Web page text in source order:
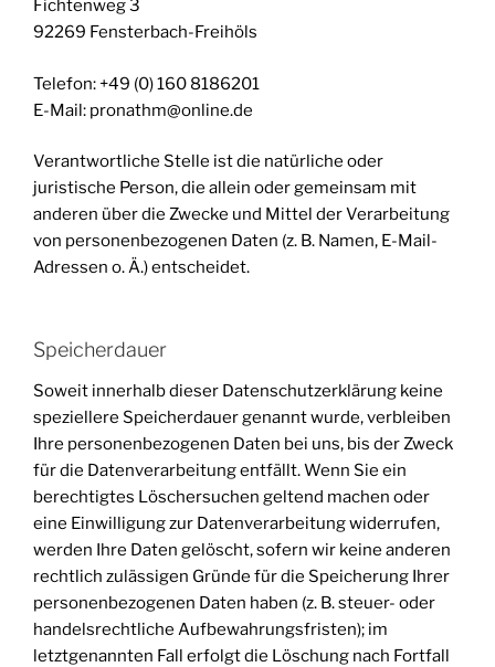
Fichtenweg 3
92269 Fensterbach-Freihöls
Telefon: +49 (0) 160 8186201
E-Mail: pronathm@online.de
Verantwortliche Stelle ist die natürliche oder
juristische Person, die allein oder gemeinsam mit
anderen über die Zwecke und Mittel der Verarbeitung
von personenbezogenen Daten (z. B. Namen, E-Mail-
Adressen o. Ä.) entscheidet.
Speicherdauer
Soweit innerhalb dieser Datenschutzerklärung keine
speziellere Speicherdauer genannt wurde, verbleiben
Ihre personenbezogenen Daten bei uns, bis der Zweck
für die Datenverarbeitung entfällt. Wenn Sie ein
berechtigtes Löschersuchen geltend machen oder
eine Einwilligung zur Datenverarbeitung widerrufen,
werden Ihre Daten gelöscht, sofern wir keine anderen
rechtlich zulässigen Gründe für die Speicherung Ihrer
personenbezogenen Daten haben (z. B. steuer- oder
handelsrechtliche Aufbewahrungsfristen); im
letztgenannten Fall erfolgt die Löschung nach Fortfall